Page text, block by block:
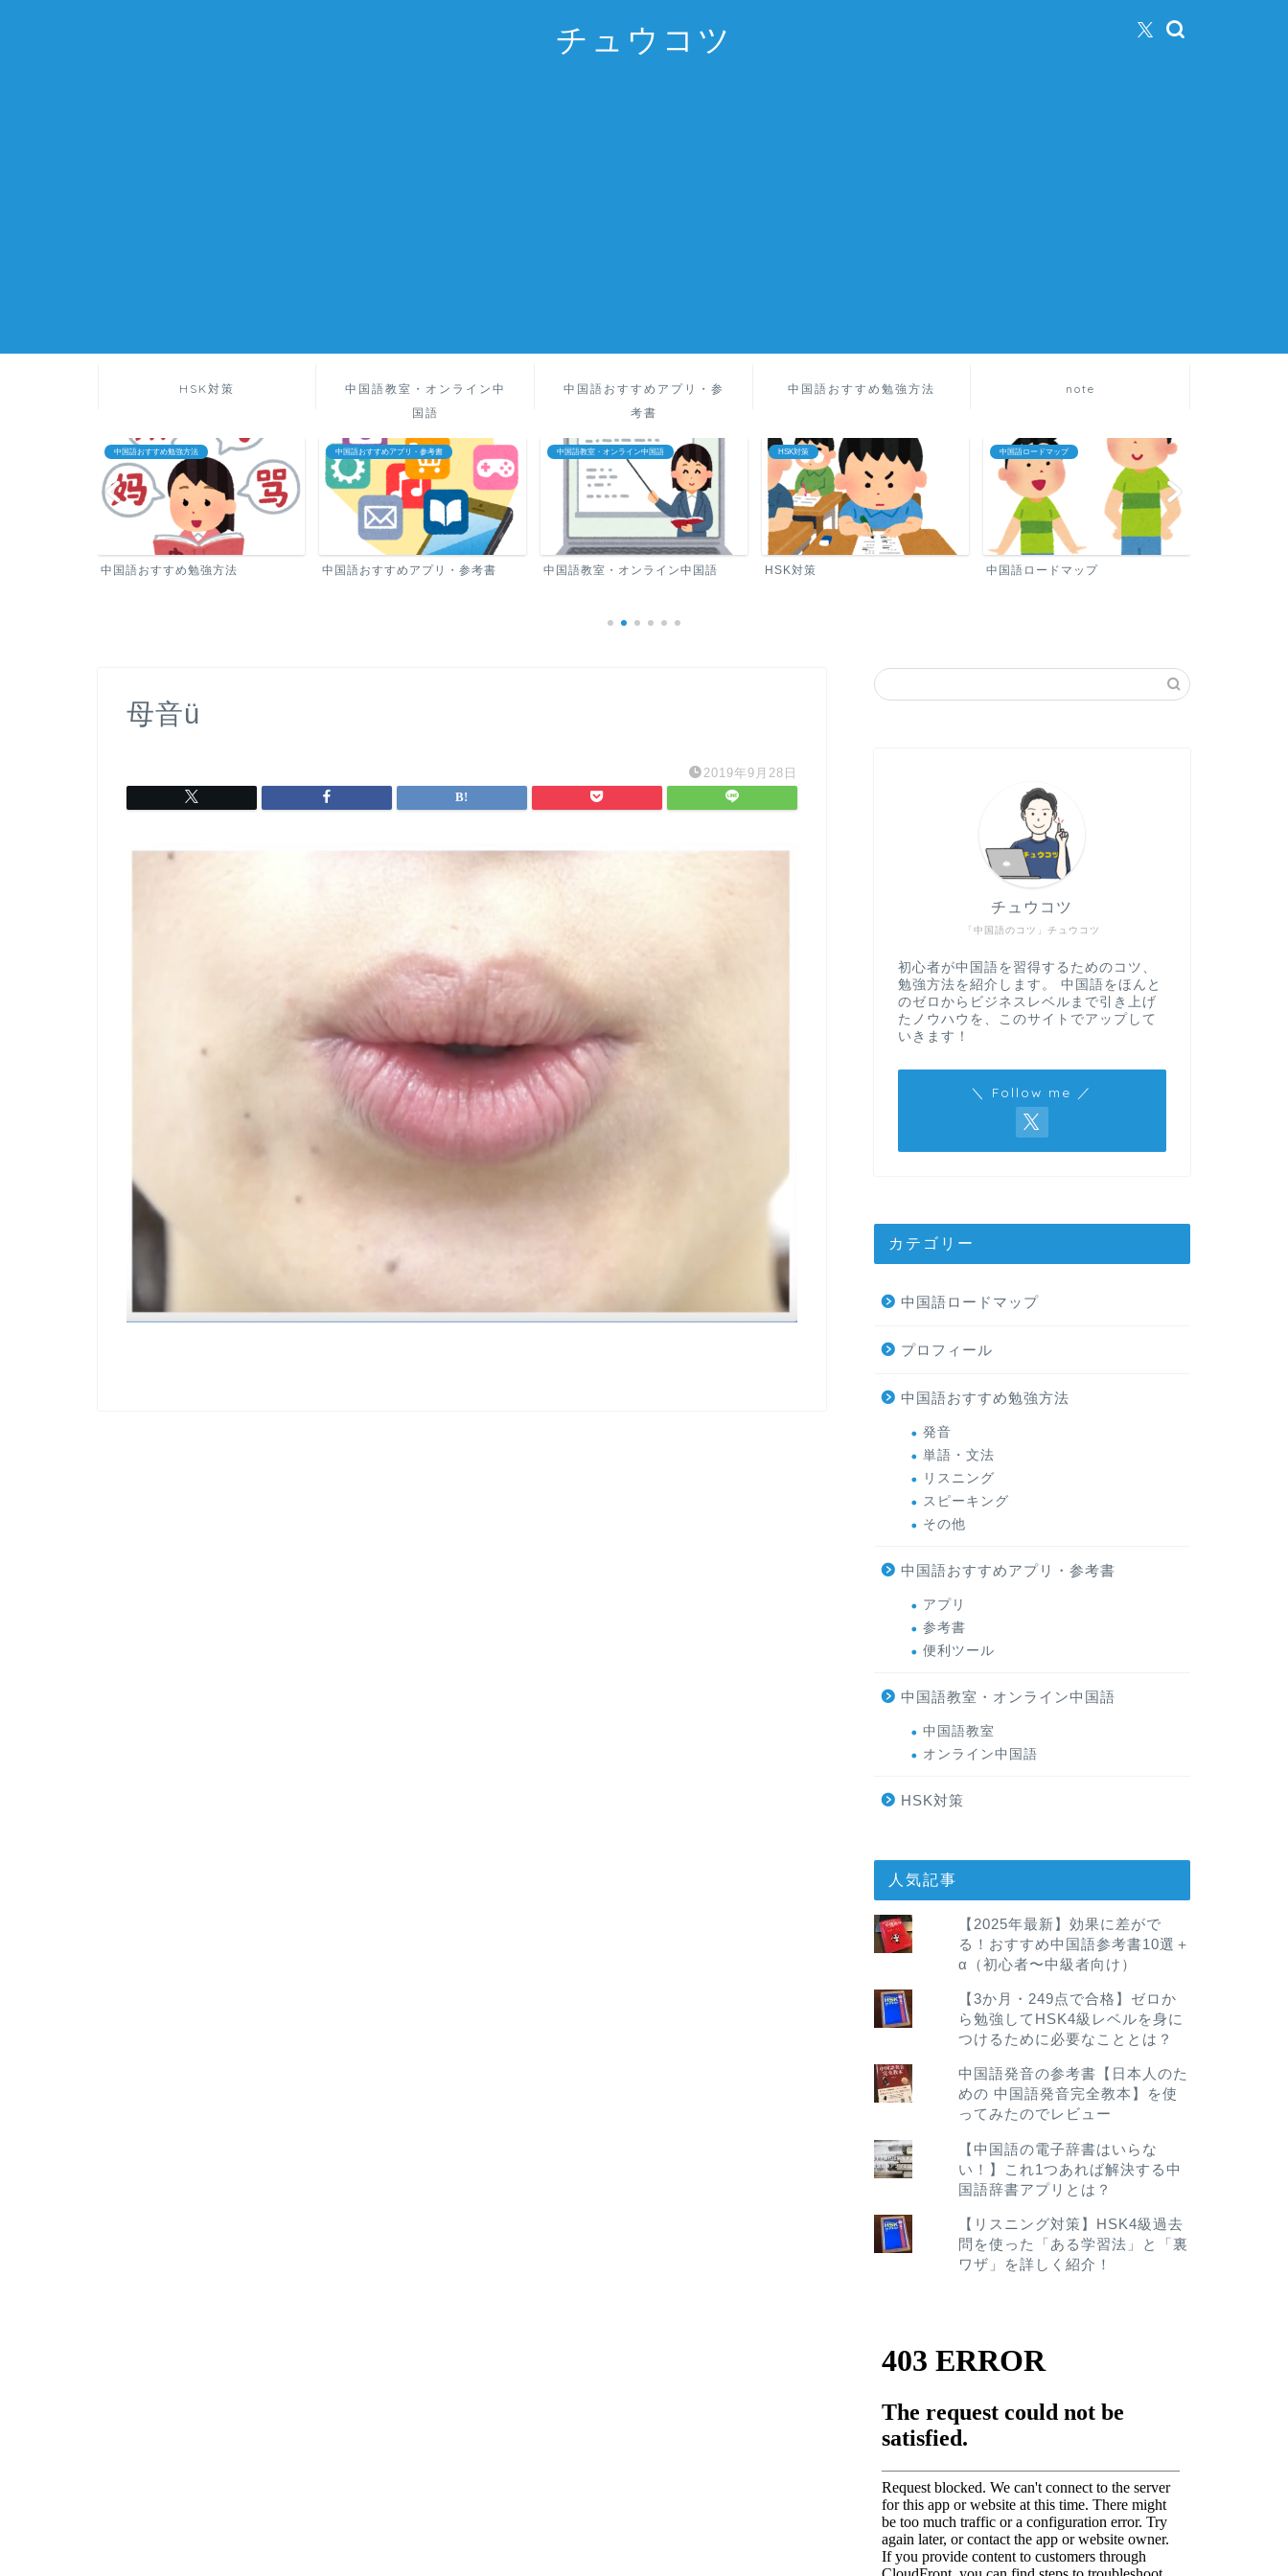
チュウコツ
HSK対策
中国語教室・オンライン中
国語
中国語おすすめアプリ・参
考書
中国語おすすめ勉強方法 note
中国語おすすめ勉強方法
中国語おすすめ勉強方法
中国語おすすめアプリ・参考書
中国語おすすめアプリ・参考書
中国語教室・オンライン中国語
中国語教室・オンライン中国語
HSK対策
HSK対策
中国語ロードマップ
中国語ロードマップ
母音ü
2019年9月28日
「中国語のコツ」チュウコツ
チュウコツ
初心者が中国語を習得するためのコツ、
勉強方法を紹介します。 中国語をほんと
のゼロからビジネスレベルまで引き上げ
たノウハウを、このサイトでアップして
いきます！
＼ Follow me ／
カテゴリー
中国語ロードマップ
プロフィール
中国語おすすめ勉強方法
発音
単語・文法
リスニング
スピーキング
その他
中国語おすすめアプリ・参考書
アプリ
参考書
便利ツール
中国語教室・オンライン中国語
中国語教室
オンライン中国語
HSK対策
人気記事
【2025年最新】効果に差がで
る！おすすめ中国語参考書10選＋
α（初心者〜中級者向け）
【3か月・249点で合格】ゼロか
ら勉強してHSK4級レベルを身に
つけるために必要なこととは？
中国語発音の参考書【日本人のた
めの 中国語発音完全教本】を使
ってみたのでレビュー
【中国語の電子辞書はいらな
い！】これ1つあれば解決する中
国語辞書アプリとは？
【リスニング対策】HSK4級過去
問を使った「ある学習法」と「裏
ワザ」を詳しく紹介！